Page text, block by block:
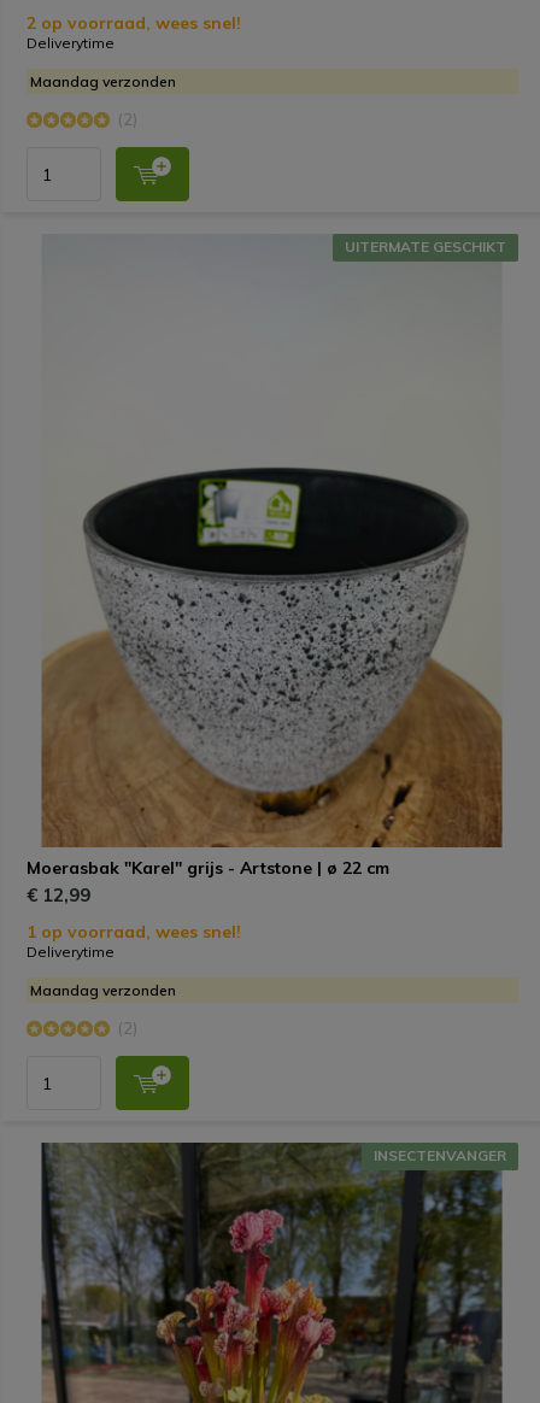
2 op voorraad, wees snel!
Deliverytime
Maandag verzonden
(2)
Moerasbak "Karel" grijs - Artstone | ø 22 cm
UITERMATE GESCHIKT
€ 12,99
1 op voorraad, wees snel!
Deliverytime
Maandag verzonden
(2)
INSECTENVANGER